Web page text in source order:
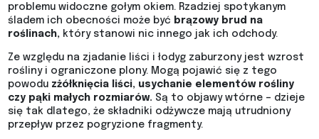
problemu widoczne gołym okiem. Rzadziej spotykanym
śladem ich obecności może być brązowy brud na
roślinach,który stanowi nic innego jak ich odchody.
Ze względu na zjadanie liści i łodyg zaburzony jest wzrost
rośliny i ograniczone plony. Mogą pojawić się z tego
powodu zżółknięcia liści, usychanie elementów rośliny
czy pąki małych rozmiarów. Są to objawy wtórne – dzieje
się tak dlatego, że składniki odżywcze mają utrudniony
przepływ przez pogryzione fragmenty.